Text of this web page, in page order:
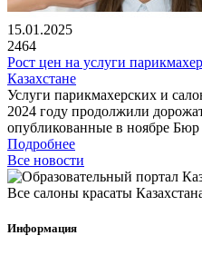
15.01.2025
2464
Рост цен на услуги
Казахстане
Услуги парикмахерских и
2024 году продолжили
опубликованные в ноябре Бюр
Подробнее
Все новости
Все салоны красаты
Информация